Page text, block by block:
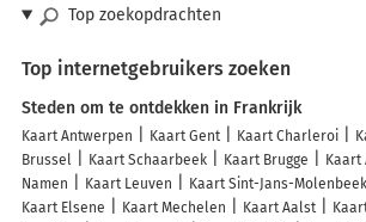
Top zoekopdrachten
Top internetgebruikers zoeken
Steden om te ontdekken in Frankrijk
Kaart Antwerpen Kaart Gent Kaart Charleroi
Brussel
Kaart Schaarbeek Kaart Brugge
Namen
Kaart Leuven Kaart Sint-Jans-Molenbeek
Kaart Elsene
Kaart Mechelen Kaart Aalst